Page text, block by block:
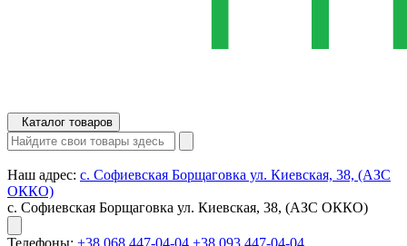
Каталог товаров
Наш адрес: с. Софиевская Борщаговка ул. Киевская, 38, (АЗС
ОККО)
с. Софиевская Борщаговка ул. Киевская, 38, (АЗС ОККО)
Телефоны: +38 068 447-04-04 +38 093 447-04-04